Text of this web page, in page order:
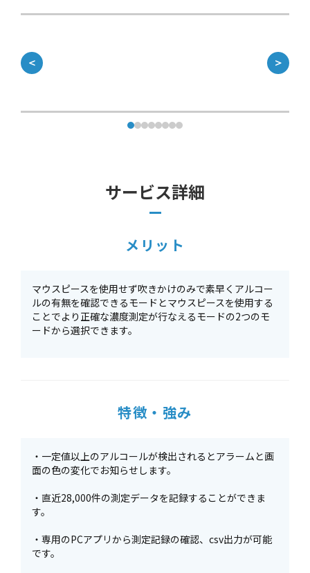
＜ ＞
サービス詳細
メリット
マウスピースを使用せず吹きかけのみで素早くアルコー
ルの有無を確認できるモードとマウスピースを使用する
ことでより正確な濃度測定が行なえるモードの2つのモ
ードから選択できます。
特徴・強み
・一定値以上のアルコールが検出されるとアラームと画
面の色の変化でお知らせします。
・直近28,000件の測定データを記録することができま
す。
・専用のPCアプリから測定記録の確認、csv出力が可能
です。